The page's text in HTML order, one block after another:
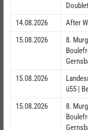
14.08.2026
After
15.08.2026
8.
15.08.2026
ü55 |
15.08.2026
8.